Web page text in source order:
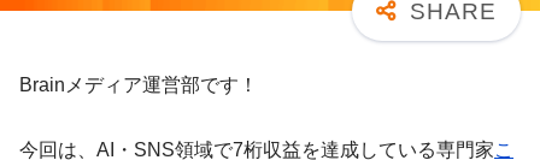
Brainメディア運営部です！
今回は、AI・SNS領域で7桁収益を達成している専門家こ